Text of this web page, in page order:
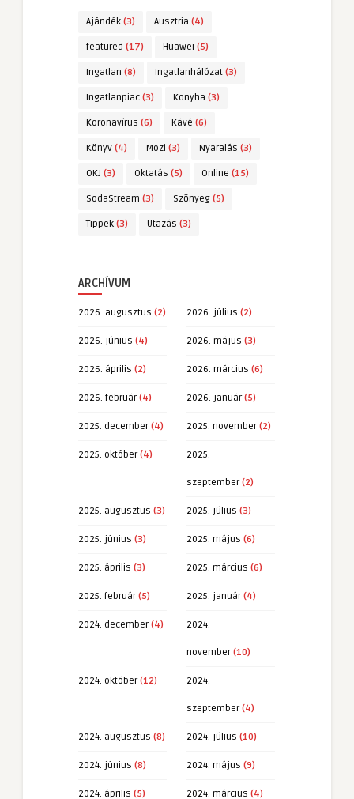
Ajándék (3) Ausztria (4)
featured (17) Huawei (5)
Ingatlan (8) Ingatlanhálózat (3)
Ingatlanpiac (3) Konyha (3)
Koronavírus (6) Kávé (6)
Könyv (4) Mozi (3) Nyaralás (3)
OKJ (3) Oktatás (5) Online (15)
SodaStream (3) Szőnyeg (5)
Tippek (3) Utazás (3)
ARCHÍVUM
2026. augusztus (2) 2026. július (2)
2026. június (4) 2026. május (3)
2026. április (2) 2026. március (6)
2026. február(4) 2026. január(5)
2025. december(4) 2025. november(2)
2025. október(4) 2025.
szeptember(2)
2025. augusztus (3) 2025. július (3)
2025. június (3) 2025. május (6)
2025. április (3) 2025. március (6)
2025. február(5) 2025. január(4)
2024. december(4) 2024.
november(10)
2024. október(12) 2024.
szeptember(4)
2024. augusztus (8) 2024. július (10)
2024. június (8) 2024. május (9)
2024. április (5) 2024. március (4)